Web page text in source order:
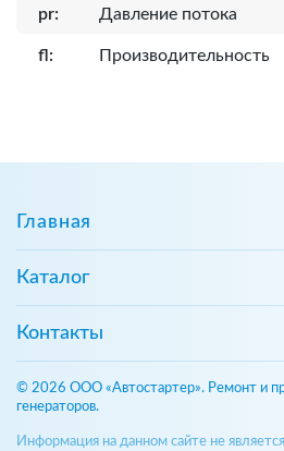
pr: Давление потока
fl: Производительность
Главная
Каталог
Контакты
© 2026 ООО «Автостартер». Ремонт и
генераторов.
Информация на данном сайте не